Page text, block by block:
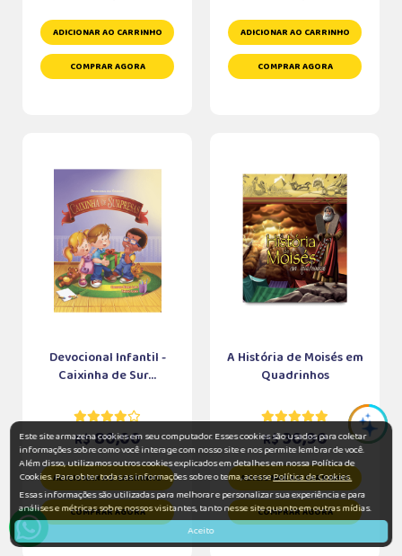
ADICIONAR AO CARRINHO
COMPRAR AGORA
ADICIONAR AO CARRINHO
COMPRAR AGORA
Devocional Infantil -
Caixinha de Sur...
R$80,00
ADICIONAR AO CARRINHO
COMPRAR AGORA
A História de Moisés em
Quadrinhos
R$30,90
ADICIONAR AO CARRINHO
COMPRAR AGORA
Este site armazena cookies em seu computador. Esses cookies são usados para coletar
informações sobre como você interage com nosso site e nos permite lembrar de você.
Além disso, utilizamos outros cookies explicados em detalhes em nossa Política de
Cookies. Para obter todas as informações sobre o tema, acessePolítica de Cookies.
Essas informações são utilizadas para melhorar e personalizar sua experiência e para
análises e métricas sobre nossos visitantes, tanto nesse site quanto em outras mídias.
Aceito